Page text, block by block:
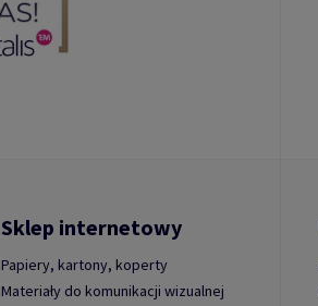
Sklep internetowy
Papiery, kartony, koperty
Materiały do komunikacji wizualnej